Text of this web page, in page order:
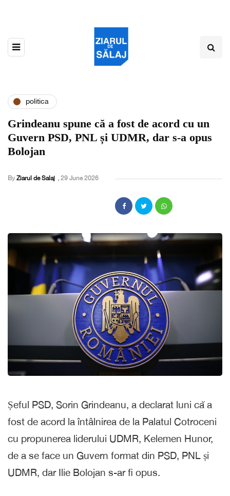
politica
Grindeanu spune că a fost de acord cu un
Guvern PSD, PNL și UDMR, dar s-a opus
Bolojan
By Ziarul de Salaj , 29 June 2026
Șeful PSD, Sorin Grindeanu, a declarat luni că a
fost de acord la întâlnirea de la Palatul Cotroceni
cu propunerea liderului UDMR, Kelemen Hunor,
de a se face un Guvern format din PSD, PNL și
UDMR, dar Ilie Bolojan s-ar fi opus.